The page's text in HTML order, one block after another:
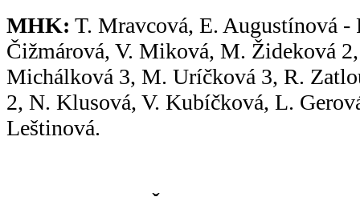
MHK: T. Mravcová, E. Augustínová -
Čižmárová, V. Miková, M. Žideková
Michálková 3, M. Uríčková 3, R.
2, N. Klusová, V. Kubíčková, L.
Leštinová.